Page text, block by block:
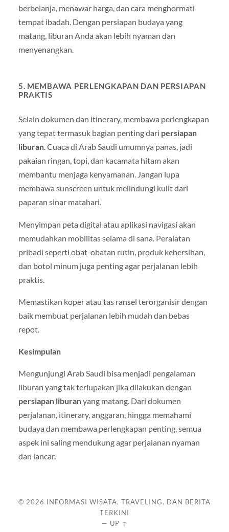
berbelanja, menawar harga, dan cara menghormati
tempat ibadah. Dengan persiapan budaya yang
matang, liburan Anda akan lebih nyaman dan
menyenangkan.
5. MEMBAWA PERLENGKAPAN DAN PERSIAPAN
PRAKTIS
Selain dokumen dan itinerary, membawa perlengkapan
yang tepat termasuk bagian penting dari persiapan
liburan. Cuaca di Arab Saudi umumnya panas, jadi
pakaian ringan, topi, dan kacamata hitam akan
membantu menjaga kenyamanan. Jangan lupa
membawa sunscreen untuk melindungi kulit dari
paparan sinar matahari.
Menyimpan peta digital atau aplikasi navigasi akan
memudahkan mobilitas selama di sana. Peralatan
pribadi seperti obat-obatan rutin, produk kebersihan,
dan botol minum juga penting agar perjalanan lebih
praktis.
Memastikan koper atau tas ransel terorganisir dengan
baik membuat perjalanan lebih mudah dan bebas
repot.
Kesimpulan
Mengunjungi Arab Saudi bisa menjadi pengalaman
liburan yang tak terlupakan jika dilakukan dengan
persiapan liburanyang matang. Dari dokumen
perjalanan, itinerary, anggaran, hingga memahami
budaya dan membawa perlengkapan penting, semua
aspek ini saling mendukung agar perjalanan nyaman
dan lancar.
© 2026 INFORMASI WISATA, TRAVELING, DAN BERITA
TERKINI
— UP ↑